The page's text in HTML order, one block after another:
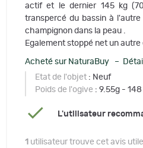
actif et le dernier 145 kg
transpercé du bassin à
champignon dans la peau .
Egalement stoppé net un autre
Acheté sur NaturaBuy –
Etat de l'objet : Neuf
Poids de l'ogive : 9.55g -
L'utilisateur
1 utilisateur trouve cet avis utile